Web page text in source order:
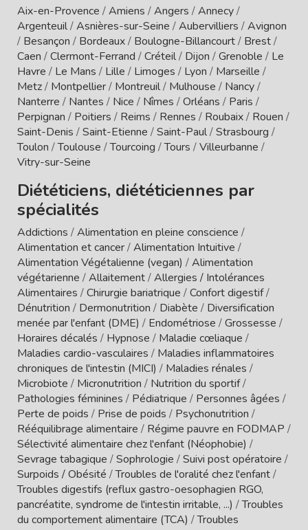
Aix-en-Provence /Amiens /Angers /Annecy/
Argenteuil/Asnières-sur-Seine /Aubervilliers /Avignon
/ Besançon / Bordeaux/ Boulogne-Billancourt/ Brest/
Caen /Clermont-Ferrand /Créteil/ Dijon /Grenoble / Le
Havre / Le Mans / Lille / Limoges / Lyon / Marseille /
Metz/ Montpellier/ Montreuil/ Mulhouse / Nancy/
Nanterre / Nantes / Nice / Nîmes /Orléans / Paris /
Perpignan / Poitiers / Reims / Rennes / Roubaix/ Rouen /
Saint-Denis /Saint-Etienne /Saint-Paul/Strasbourg /
Toulon /Toulouse /Tourcoing /Tours /Villeurbanne /
Vitry-sur-Seine
Diététiciens, diététiciennes par
spécialités
Addictions /Alimentation en pleine conscience /
Alimentation et cancer/Alimentation Intuitive /
Alimentation Végétalienne (vegan) /Alimentation
végétarienne /Allaitement/Allergies / Intolérances
Alimentaires /Chirurgie bariatrique /Confort digestif/
Dénutrition / Dermonutrition / Diabète / Diversification
menée par l'enfant (DME) / Endométriose /Grossesse /
Horaires décalés / Hypnose / Maladie cœliaque /
Maladies cardio-vasculaires / Maladies inflammatoires
chroniques de l'intestin (MICI) / Maladies rénales /
Microbiote / Micronutrition / Nutrition du sportif/
Pathologies féminines / Pédiatrique / Personnes âgées /
Perte de poids / Prise de poids / Psychonutrition /
Rééquilibrage alimentaire / Régime pauvre en FODMAP /
Sélectivité alimentaire chez l'enfant (Néophobie) /
Sevrage tabagique /Sophrologie /Suivi post opératoire /
Surpoids / Obésité /Troubles de l'oralité chez l'enfant/
Troubles digestifs (reflux gastro-oesophagien RGO,
pancréatite, syndrome de l'intestin irritable, ...) /Troubles
du comportement alimentaire (TCA) /Troubles